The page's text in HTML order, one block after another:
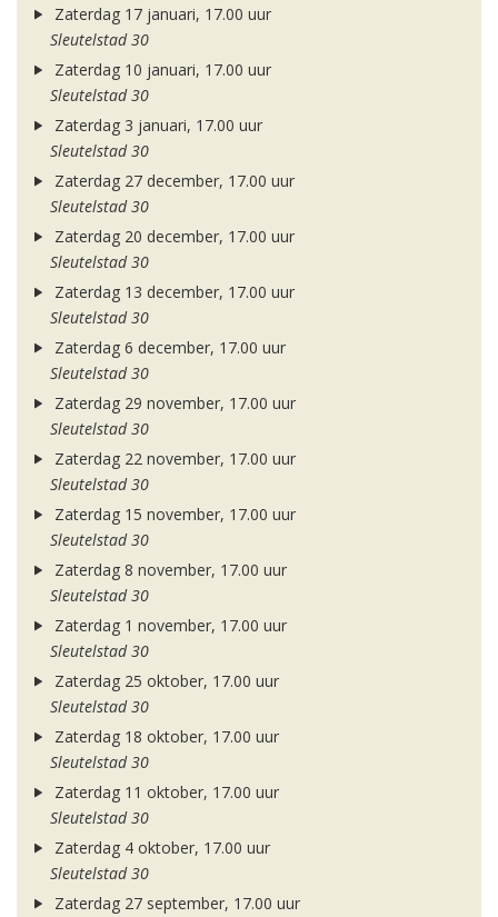
Zaterdag 17 januari, 17.00 uur
Sleutelstad 30
Zaterdag 10 januari, 17.00 uur
Sleutelstad 30
Zaterdag 3 januari, 17.00 uur
Sleutelstad 30
Zaterdag 27 december, 17.00 uur
Sleutelstad 30
Zaterdag 20 december, 17.00 uur
Sleutelstad 30
Zaterdag 13 december, 17.00 uur
Sleutelstad 30
Zaterdag 6 december, 17.00 uur
Sleutelstad 30
Zaterdag 29 november, 17.00 uur
Sleutelstad 30
Zaterdag 22 november, 17.00 uur
Sleutelstad 30
Zaterdag 15 november, 17.00 uur
Sleutelstad 30
Zaterdag 8 november, 17.00 uur
Sleutelstad 30
Zaterdag 1 november, 17.00 uur
Sleutelstad 30
Zaterdag 25 oktober, 17.00 uur
Sleutelstad 30
Zaterdag 18 oktober, 17.00 uur
Sleutelstad 30
Zaterdag 11 oktober, 17.00 uur
Sleutelstad 30
Zaterdag 4 oktober, 17.00 uur
Sleutelstad 30
Zaterdag 27 september, 17.00 uur